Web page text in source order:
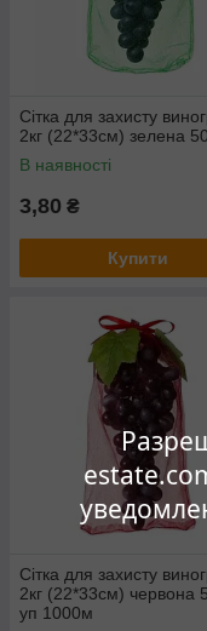
Сітка для захисту
2кг (22*33см) зелена
В наявності
3,80 ₴
Купити
Сітка для захисту
2кг (22*33см) червона
уп 1000м